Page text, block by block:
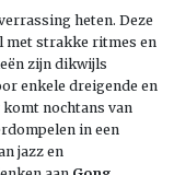
heten. Deze
met strakke ritmes en
zijn dikwijls
enkele dreigende en
nochtans van
in een
jazz en